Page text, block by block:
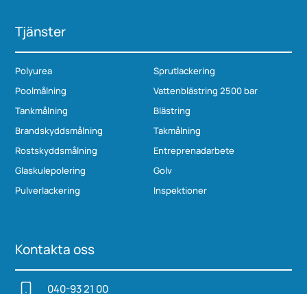
Tjänster
Polyurea
Sprutlackering
Poolmålning
Vattenblästring 2500 bar
Tankmålning
Blästring
Brandskyddsmålning
Takmålning
Rostskyddsmålning
Entreprenadarbete
Glaskulepolering
Golv
Pulverlackering
Inspektioner
Kontakta oss
040-93 21 00